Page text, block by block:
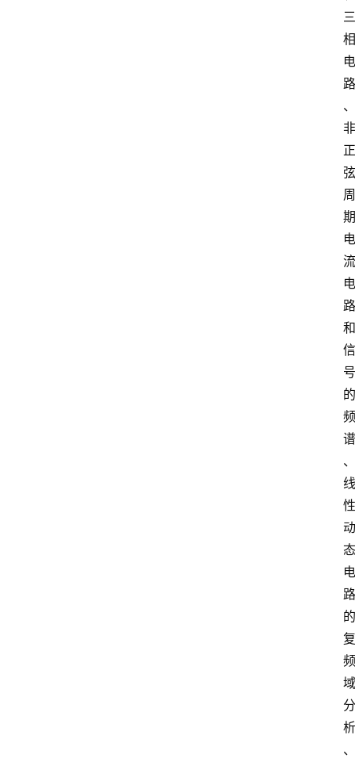
三
相
电
路
、
非
正
弦
周
期
电
流
电
路
和
信
号
的
频
谱
、
线
性
动
态
电
路
的
复
频
域
分
析
、